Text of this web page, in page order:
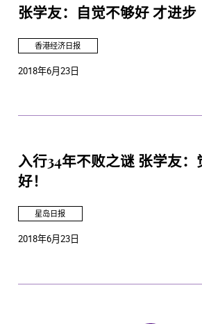
张学友：自觉不够好 才进步
香港经济日报
2018年6月23日
入行34年不败之谜 张学友：
好！
星岛日报
2018年6月23日